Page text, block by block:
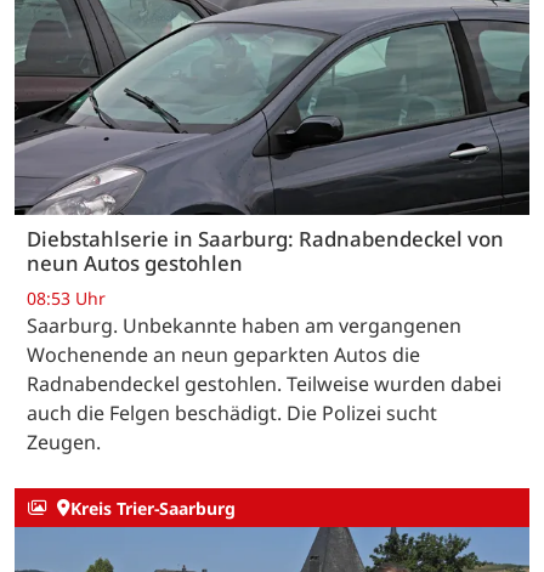
Diebstahlserie in Saarburg: Radnabendeckel von
neun Autos gestohlen
08:53 Uhr
Saarburg. Unbekannte haben am vergangenen
Wochenende an neun geparkten Autos die
Radnabendeckel gestohlen. Teilweise wurden dabei
auch die Felgen beschädigt. Die Polizei sucht
Zeugen.
Kreis Trier-Saarburg